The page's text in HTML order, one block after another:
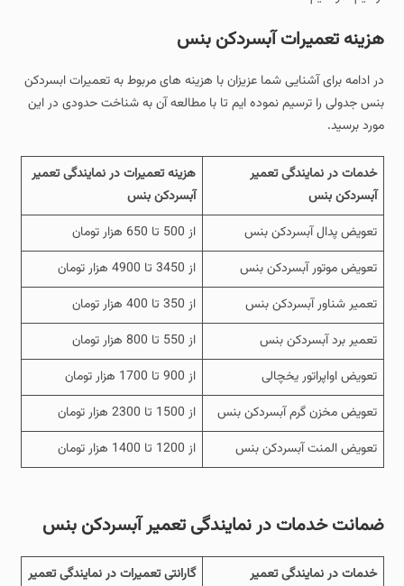
هزینه تعمیرات آبسردکن بنس
در ادامه برای آشنایی شما عزیزان با هزینه های مربوط به تعمیرات ابسردکن
بنس جدولی را ترسیم نموده ایم تا با مطالعه آن به شناخت حدودی در این
مورد برسید.
خدمات در نمایندگی تعمیر
آبسردکن بنس
هزینه تعمیرات در نمایندگی تعمیر
آبسردکن بنس
تعویض پدال آبسردکن بنس
از 500 تا 650 هزار تومان
تعویض موتور آبسردکن بنس
از 3450 تا 4900 هزار تومان
تعمیر شناور آبسردکن بنس
از 350 تا 400 هزار تومان
تعمیر برد آبسردکن بنس
از 550 تا 800 هزار تومان
تعویض اواپراتور یخچالی
از 900 تا 1700 هزار تومان
تعویض مخزن گرم آبسردکن بنس
از 1500 تا 2300 هزار تومان
تعویض المنت آبسردکن بنس
از 1200 تا 1400 هزار تومان
ضمانت خدمات در نمایندگی تعمیر آبسردکن بنس
خدمات در نمایندگی تعمیر
گارانتی تعمیرات در نمایندگی تعمیر